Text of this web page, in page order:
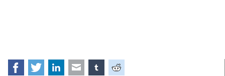
Facebook
TwitterLinkedInE-mail tumblrReddit